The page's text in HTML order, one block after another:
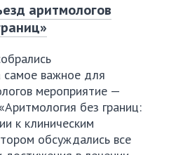
аритмологов
самое важное для
мероприятие —
без границ:
к клиническим
обсуждались все